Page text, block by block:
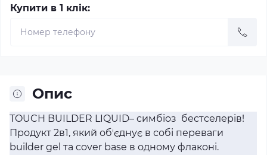
Купити в 1 клік:
Опис
TOUCH BUILDER LIQUID– cимбіоз бестселерів!
Продукт 2в1, який обʼєднує в собі переваги
builder gel та cover base в одному флаконі.